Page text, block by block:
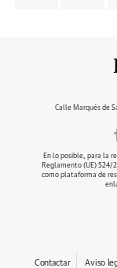
Calle Marqués de
En lo posible, para la
Reglamento (UE) 524/
como plataforma de
Contactar Aviso